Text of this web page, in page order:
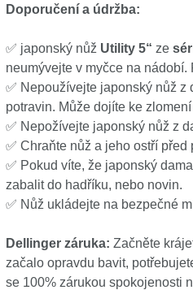
Doporučení a údržba:
✅ japonský nůž Utility 5“ ze
neumývejte v myčce na
✅ Nepoužívejte japonský nůž z
potravin. Může dojíte ke
✅ Nepožívejte japonský nůž z
✅ Chraňte nůž a jeho ostří před
✅ Pokud víte, že japonský
zabalit do hadříku, nebo novin.
✅ Nůž ukládejte na bezpečné
Dellinger záruka: Začněte
začalo opravdu bavit,
se 100% zárukou spokojenosti